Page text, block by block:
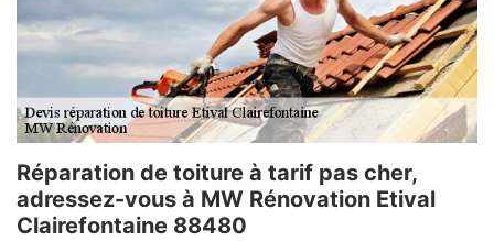
Réparation de toiture à tarif pas cher,
adressez-vous à MW Rénovation Etival
Clairefontaine 88480